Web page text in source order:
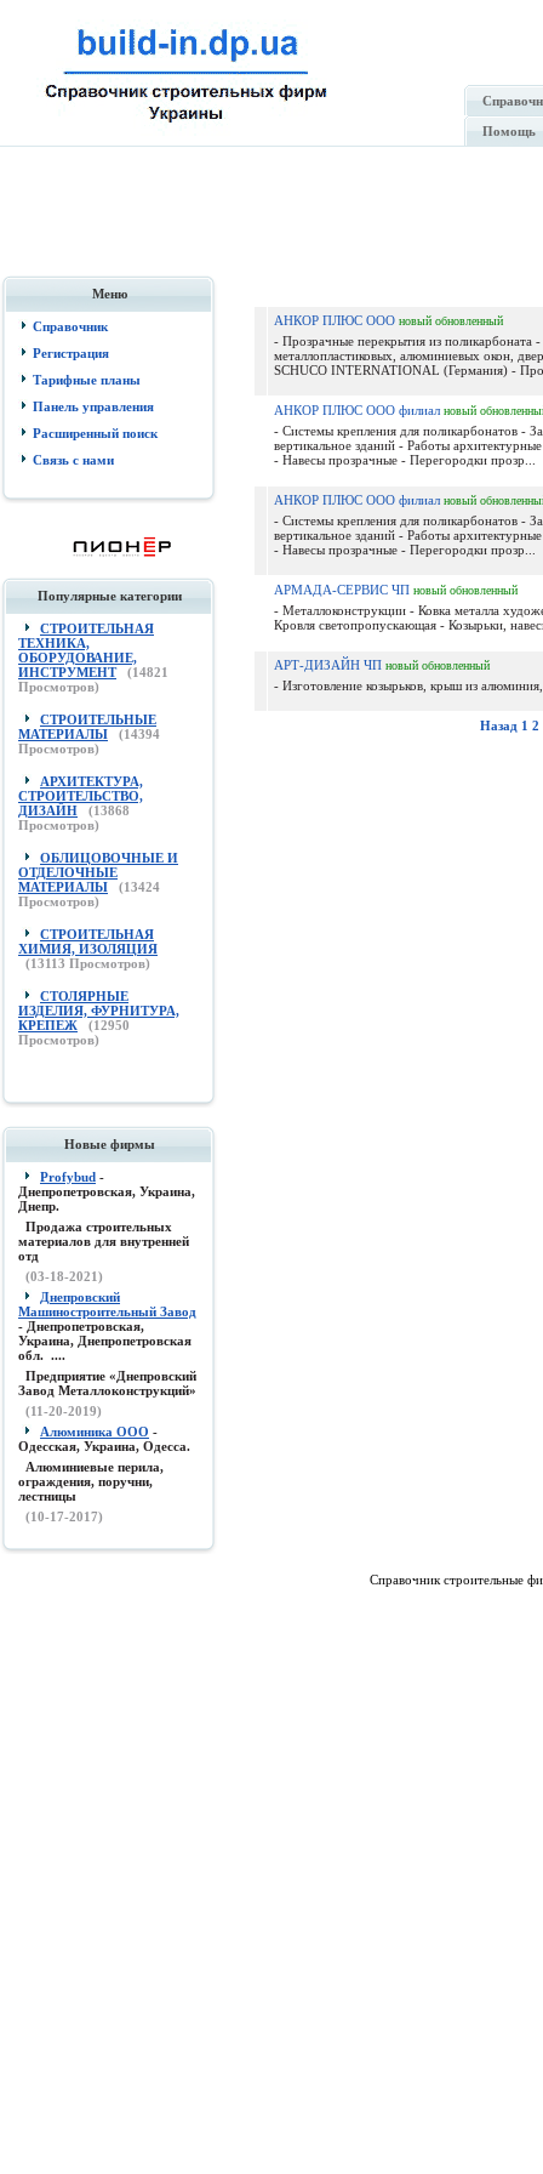
Помощь
Меню
Справочник
Регистрация
Тарифные планы
Панель управления
Расширенный поиск
Связь с нами
Популярные категории
СТРОИТЕЛЬНАЯ
ТЕХНИКА,
ОБОРУДОВАНИЕ,
ИНСТРУМЕНТ
(14821
Просмотров)
СТРОИТЕЛЬНЫЕ
МАТЕРИАЛЫ
(14394
Просмотров)
АРХИТЕКТУРА,
СТРОИТЕЛЬСТВО,
ДИЗАЙН
(13868
Просмотров)
ОБЛИЦОВОЧНЫЕ И
ОТДЕЛОЧНЫЕ
МАТЕРИАЛЫ
(13424
Просмотров)
СТРОИТЕЛЬНАЯ
ХИМИЯ, ИЗОЛЯЦИЯ
(13113 Просмотров)
СТОЛЯРНЫЕ
ИЗДЕЛИЯ, ФУРНИТУРА,
КРЕПЕЖ
(12950
Просмотров)
Новые фирмы
Profybud -
Днепропетровская, Украина,
Днепр.
Продажа строительных
материалов для внутренней
отд
(03-18-2021)
Днепровский
Машиностроительный Завод
- Днепропетровская,
Украина, Днепропетровская
обл. ....
Предприятие «Днепровский
Завод Металлоконструкций»
(11-20-2019)
Алюминика ООО -
Одесская, Украина, Одесса.
Алюминиевые перила,
ограждения, поручни,
лестницы
(10-17-2017)
АНКОР ПЛЮС ООО новый обновленный
- Прозрачные перекрытия из поликарбоната
металлопластиковых, алюминиевых окон,
SCHUCO INTERNATIONAL (Германия) -
АНКОР ПЛЮС ООО филиал новый
- Системы крепления для поликарбонатов -
вертикальное зданий - Работы
- Навесы прозрачные - Перегородки прозр...
АНКОР ПЛЮС ООО филиал новый
- Системы крепления для поликарбонатов -
вертикальное зданий - Работы
- Навесы прозрачные - Перегородки прозр...
АРМАДА-СЕРВИС ЧП новый обновленный
- Металлоконструкции - Ковка металла
Кровля светопропускающая - Козырьки,
АРТ-ДИЗАЙН ЧП новый обновленный
- Изготовление козырьков, крыш из
Назад 1 2
Справочник строительные